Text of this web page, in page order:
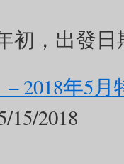
浮現的畫
初，出發
2018年5
15/2018